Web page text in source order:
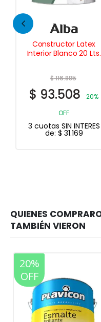
Constructor Latex
Interior Blanco 20 Lts.
$116.885
$ 93.508
20%
OFF
3 cuotas SIN INTERES
de: $ 31.169
20%
OFF